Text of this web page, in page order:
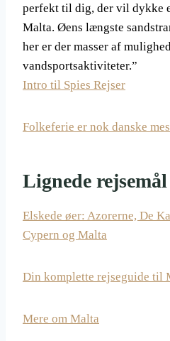
perfekt til dig, der vil dykke
Malta. Øens længste
her er der masser af
vandsportsaktiviteter.”
Intro til Spies Rejser
Folkeferie er nok danske
Lignede rejsemål
Elskede øer: Azorerne, De
Cypern og Malta
Din komplette rejseguide til
Mere om Malta